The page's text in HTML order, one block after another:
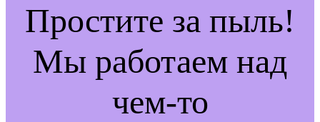
Простите за пыль!
Мы работаем над
чем-то